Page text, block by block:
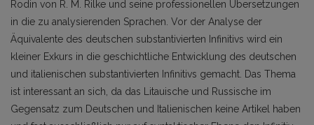
Rodin von R. M. Rilke und seine professionellen Übersetzungen
in die zu analysierenden Sprachen. Vor der Analyse der
Äquivalente des deutschen substantivierten Infinitivs wird ein
kleiner Exkurs in die geschichtliche Entwicklung des deutschen
und italienischen substantivierten Infinitivs gemacht. Das Thema
ist interessant an sich, da das Litauische und Russische im
Gegensatz zum Deutschen und Italienischen keine Artikel haben